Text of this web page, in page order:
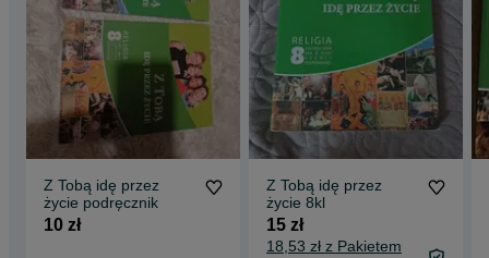
Z Tobą idę przez
życie podręcznik
10 zł
Z Tobą idę przez
życie 8kl
15 zł
18,53 zł z Pakietem